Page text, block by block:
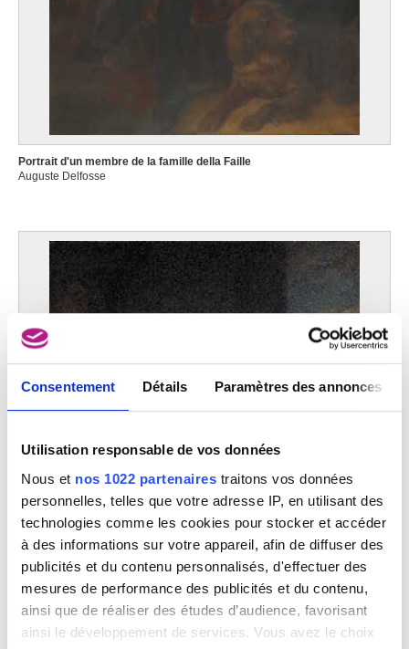
Consentement Détails Paramètres des annonces
Utilisation responsable de vos données
Nous et nos 1022 partenaires traitons vos données
personnelles, telles que votre adresse IP, en utilisant des
technologies comme les cookies pour stocker et accéder
à des informations sur votre appareil, afin de diffuser des
publicités et du contenu personnalisés, d'effectuer des
mesures de performance des publicités et du contenu,
ainsi que de réaliser des études d’audience, favorisant
ainsi le développement de services. Vous avez le choix
Portrait d'un membre de la famille della Faille
Auguste Delfosse